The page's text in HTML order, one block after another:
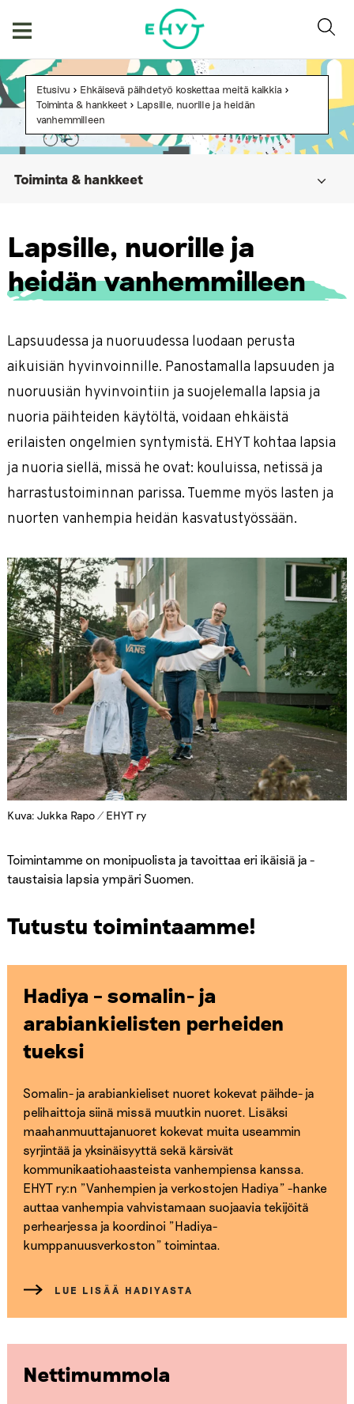
Etusivu > Ehkäisevä päihdetyö koskettaa meitä kaikkia >
Toiminta & hankkeet > Lapsille, nuorille ja heidän
vanhemmilleen
Toiminta & hankkeet
Nettimummola
Nuorten kanava BuenoTalk
Vanhempien ja verkostojen HADIYA (2024-2026)
somessa
Pause-hanke
Perustana Perhe -hanke
Opiskelijoille, työikäisille ja ikääntyneille
Eri alojen ammattilaisille
Päättyneet projektit
Lapsille, nuorille ja
heidän vanhemmilleen
Lapsuudessa ja nuoruudessa luodaan perusta
aikuisiän hyvinvoinnille. Panostamalla lapsuuden ja
nuoruusiän hyvinvointiin ja suojelemalla lapsia ja
nuoria päihteiden käytöltä, voidaan ehkäistä
erilaisten ongelmien syntymistä. EHYT kohtaa lapsia
ja nuoria siellä, missä he ovat: kouluissa, netissä ja
harrastustoiminnan parissa. Tuemme myös lasten ja
nuorten vanhempia heidän kasvatustyössään.
Kuva: Jukka Rapo / EHYT ry
Toimintamme on monipuolista ja tavoittaa eri ikäisiä ja -
taustaisia lapsia ympäri Suomen.
Tutustu toimintaamme!
Hadiya – somalin- ja
arabiankielisten perheiden
tueksi
Somalin- ja arabiankieliset nuoret kokevat päihde- ja
pelihaittoja siinä missä muutkin nuoret. Lisäksi
maahanmuuttajanuoret kokevat muita useammin
syrjintää ja yksinäisyyttä sekä kärsivät
kommunikaatiohaasteista vanhempiensa kanssa.
EHYT ry:n ”Vanhempien ja verkostojen Hadiya” -hanke
auttaa vanhempia vahvistamaan suojaavia tekijöitä
perhearjessa ja koordinoi ”Hadiya-
kumppanuusverkoston” toimintaa.
LUE LISÄÄ HADIYASTA
Nettimummola